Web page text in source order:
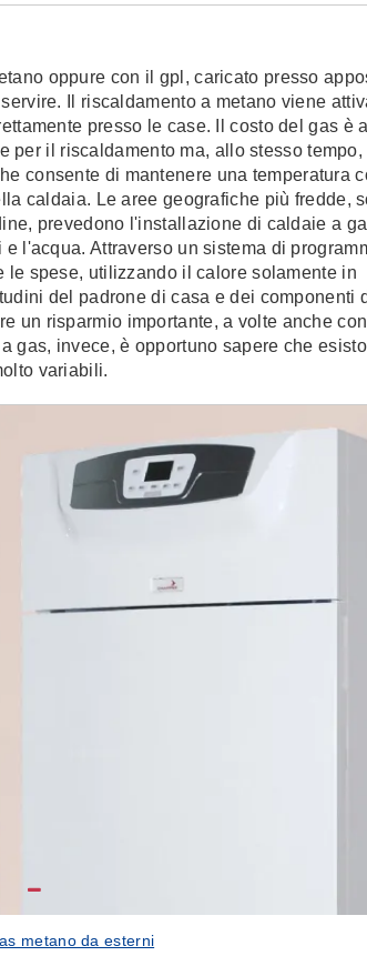
oppure con il gpl, caricato presso
Il riscaldamento a metano viene
presso le case. Il costo del gas è
il riscaldamento ma, allo stesso tempo,
consente di mantenere una temperatura
caldaia. Le aree geografiche più fredde,
prevedono l'installazione di caldaie a
l'acqua. Attraverso un sistema di
le spese, utilizzando il calore solamente in
del padrone di casa e dei componenti
un risparmio importante, a volte anche
gas, invece, è opportuno sapere che
variabili.
metano da esterni